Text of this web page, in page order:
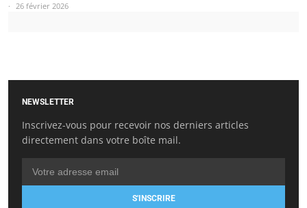
26 février 2026
NEWSLETTER
Inscrivez-vous pour recevoir nos derniers articles
directement dans votre boîte mail.
S'INSCRIRE